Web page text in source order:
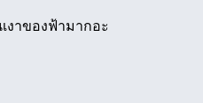
งาของฟ้ามากอะ